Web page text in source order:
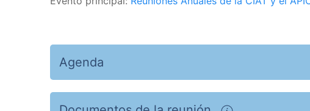
Agenda